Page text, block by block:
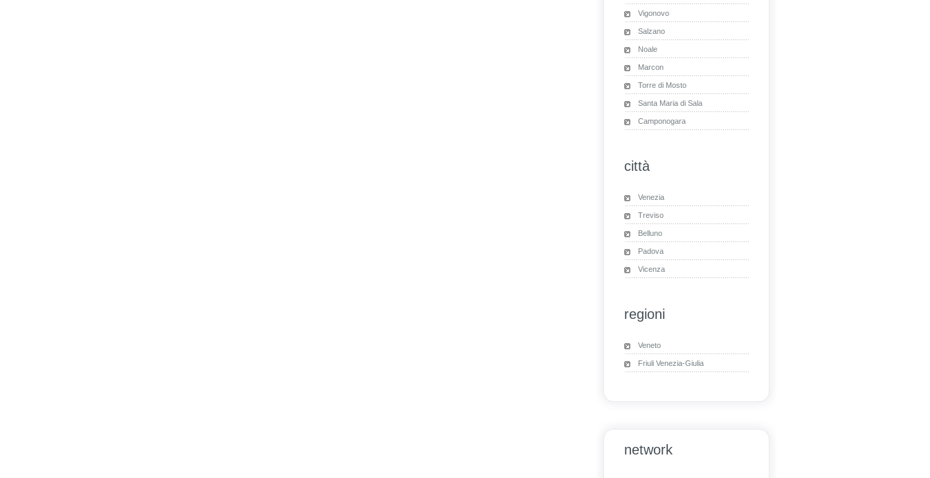
Vigonovo
Salzano
Noale
Marcon
Torre di Mosto
Santa Maria di Sala
Camponogara
città
Venezia
Treviso
Belluno
Padova
Vicenza
regioni
Veneto
Friuli Venezia-Giulia
network